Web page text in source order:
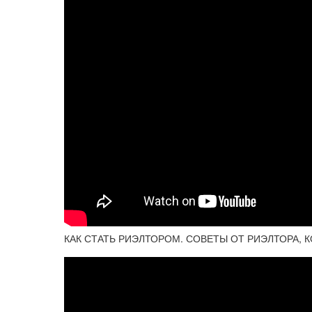
КАК СТАТЬ РИЭЛТОРОМ. СОВЕТЫ ОТ РИЭЛТОРА,